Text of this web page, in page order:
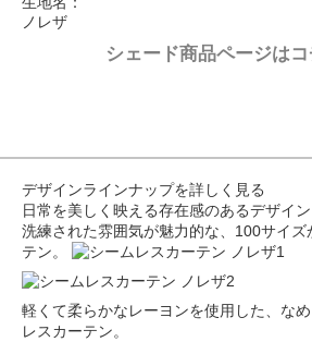
ノレザ
シェード商品ページは
デザインラインナップを詳しく見る
日常を美しく映える存在感のあるデザイ
洗練された雰囲気が魅力的な、100サイズ
テン。
軽くて柔らかなレーヨンを使用した、な
レスカーテン。